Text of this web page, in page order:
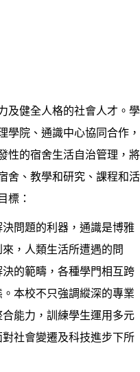
及健全人格的社會人才。學
學院、通識中心協同合作，
性的宿舍生活自治管理，將
舍、教學和研究、課程和活
標：
問題的利器，通識是博雅
，人類生活所遭遇的問
的範疇，各種學門相互跨
本校不只強調縱深的專業
能力，訓練學生運用多元
社會變遷及科技進步下所